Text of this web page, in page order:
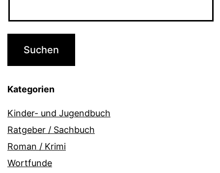
Kategorien
Kinder- und Jugendbuch
Ratgeber / Sachbuch
Roman / Krimi
Wortfunde